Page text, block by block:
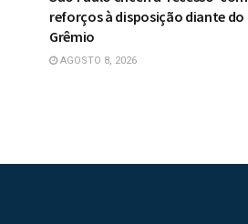
reforços à disposição diante do
Grêmio
AGOSTO 8, 2026